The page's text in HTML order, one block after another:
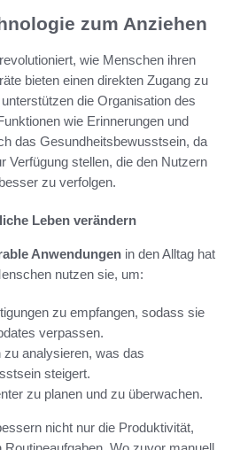
zum Anziehen
revolutioniert, wie Menschen ihren
bieten einen direkten Zugang zu
die Organisation des
wie Erinnerungen und
das Gesundheitsbewusstsein, da
Verfügung stellen, die den Nutzern
zu verfolgen.
Leben verändern
Anwendungen in den Alltag hat
nutzen sie, um:
zu empfangen, sodass sie
verpassen.
zu analysieren, was das
steigert.
zu planen und zu überwachen.
nicht nur die Produktivität,